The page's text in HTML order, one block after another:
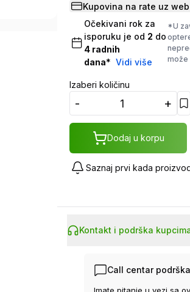
Kupovina na rate uz
Očekivani rok za
isporuku je od 2 do
4 radnih
dana* Vidi više
*U
može
Izaberi količinu
- +
Dodaj u korpu
Saznaj prvi kada
Kontakt i podrška
Call centar podrška